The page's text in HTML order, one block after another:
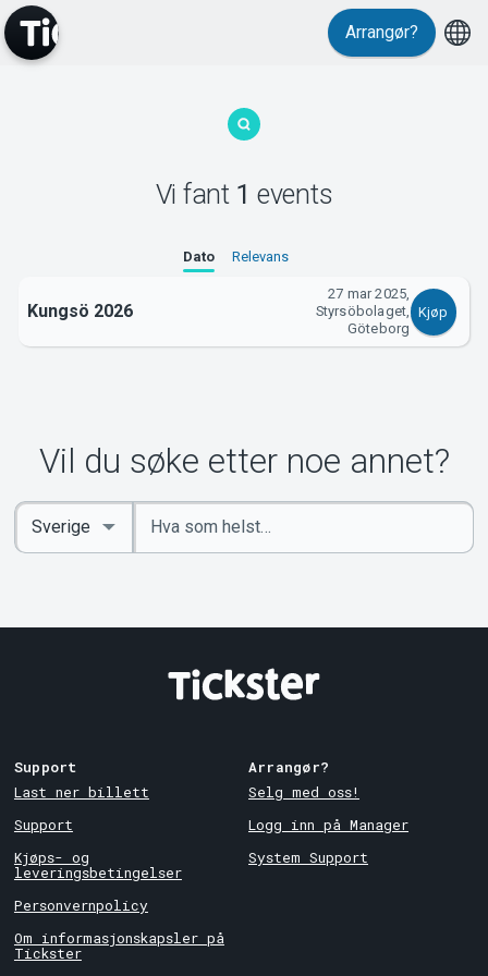
MyTickster
Arrangør?
Vi fant 1 events
Dato Relevans
Kungsö 2026
27 mar 2025,
Styrsöbolaget,
Göteborg
Kjøp
Vil du søke etter noe annet?
Angi
nøkkelord
Select
Country
Support
Last ner billett
Support
Kjøps- og
leveringsbetingelser
Personvernpolicy
Om informasjonskapsler på
Tickster
Arrangør?
Selg med oss!
Logg inn på Manager
System Support